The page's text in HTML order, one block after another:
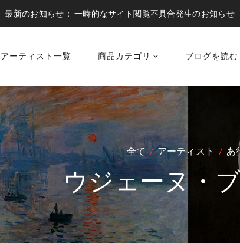
最新のお知らせ：一時的なサイト閲覧不具合発生のお知らせ
アーティスト一覧 商品カテゴリ ブログを読む
全て アーティスト あ
ウジェーヌ・